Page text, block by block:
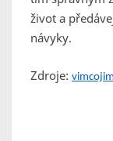
život a
návyky.
Zdroje: